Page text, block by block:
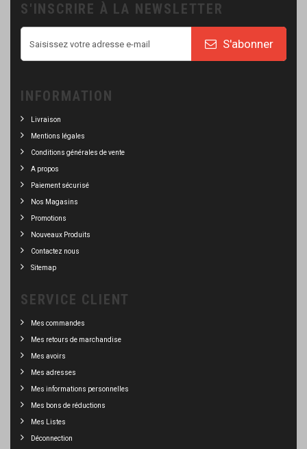
S'INSCRIRE À LA NEWSLETTER
S'abonner
INFORMATION
Livraison
Mentions légales
Conditions générales de vente
A propos
Paiement sécurisé
Nos Magasins
Promotions
Nouveaux Produits
Contactez nous
Sitemap
SERVICE CLIENT
Mes commandes
Mes retours de marchandise
Mes avoirs
Mes adresses
Mes informations personnelles
Mes bons de réductions
Mes Listes
Déconnection